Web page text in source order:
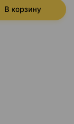
В корзину